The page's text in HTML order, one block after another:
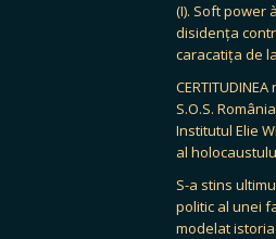
(I). Soft power
disidența
caracatița de
S.O.S.
Institutul Elie
al
S-a stins
politic al unei
modelat